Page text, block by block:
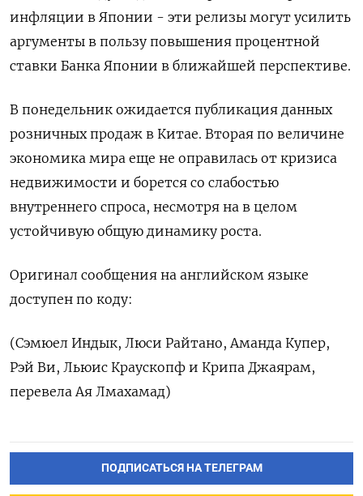
инфляции ‌в Японии - эти релизы могут усилить
аргументы в пользу повышения процентной
ставки Банка Японии в ближайшей перспективе.
В понедельник ожидается публикация данных
розничных продаж в Китае. Вторая по величине
экономика мира еще не ​оправилась от кризиса
недвижимости и борется со слабостью
внутреннего спроса, несмотря на в целом
устойчивую общую динамику роста.
Оригинал сообщения на английском языке
‌доступен по коду:
(Сэмюел Индык, Люси Райтано, Аманда Купер,
Рэй Ви, Льюис Краускопф и Крипа Джаярам,
перевела Ая Лмахамад)
ПОДПИСАТЬСЯ НА ТЕЛЕГРАМ